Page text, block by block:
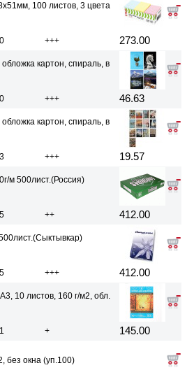
100 листов, 3 цвета
+++ 273.00
картон, спираль, в
+++ 46.63
картон, спираль, в
+++ 19.57
м 500лист.(Россия)
++ 412.00
+++ 412.00
10 листов, 160 г/м2, обл.
+ 145.00
без окна (уп.100)